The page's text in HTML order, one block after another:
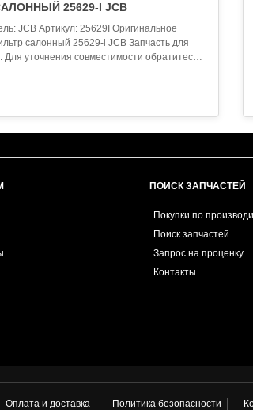
25629-I JCB
JCB Артикул: 25629I Оригинальное
салонный 25629-i JCB Запчасть для
Для уточнения совместимости обратитесь
ПОИСК ЗАПЧАСТЕЙ
Покупки по
Поиск запчастей
Запрос на проценку
Контакты
Оплата и доставка Политика безопасности